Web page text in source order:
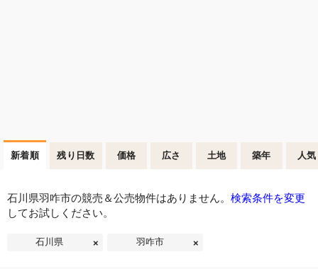
新着順 残り日数 価格 広さ 土地 築年 人気
石川県羽咋市の競売＆公売物件はありません。 検索条件を変更
してお試しください。
石川県 羽咋市